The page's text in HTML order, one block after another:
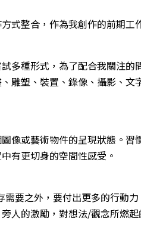
式整合，作為我創作的前期工
多種形式，為了配合我關注的
雕塑、裝置、錄像、攝影、文
像或藝術物件的呈現狀態。習
有更切身的空間性感受。
要之外，要付出更多的行動
人的激勵，對想法/觀念所燃